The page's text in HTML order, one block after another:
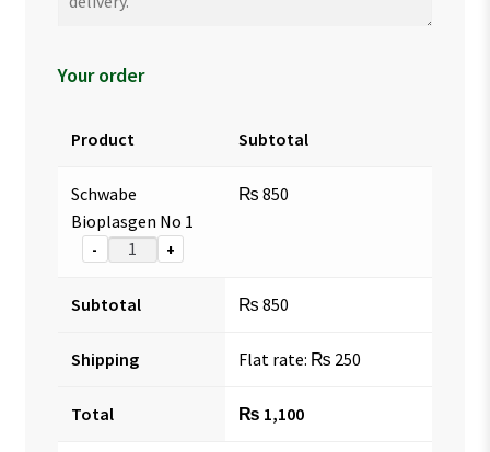
Your order
Product Subtotal
Schwabe
Bioplasgen No 1
- +
₨ 850
Subtotal ₨ 850
Shipping Flat rate: ₨ 250
Total ₨ 1,100